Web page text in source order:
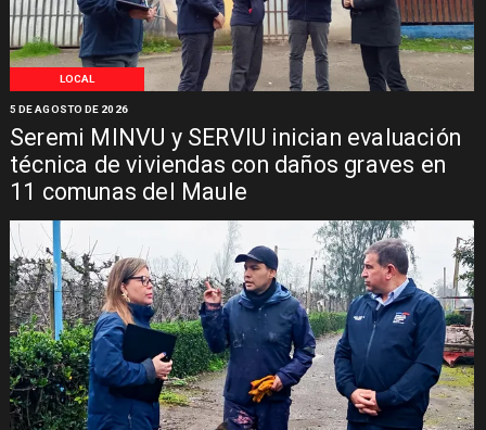
LOCAL
Seremi MINVU y SERVIU inician evaluación
técnica de viviendas con daños graves en
11 comunas del Maule
5 DE AGOSTO DE 2026